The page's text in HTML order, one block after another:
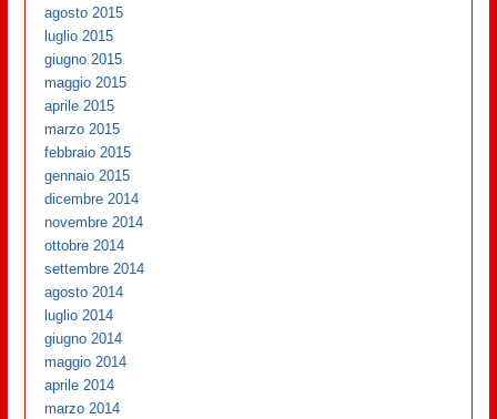
agosto 2015
luglio 2015
giugno 2015
maggio 2015
aprile 2015
marzo 2015
febbraio 2015
gennaio 2015
dicembre 2014
novembre 2014
ottobre 2014
settembre 2014
agosto 2014
luglio 2014
giugno 2014
maggio 2014
aprile 2014
marzo 2014